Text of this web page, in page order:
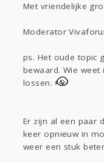
Met vriendelijke
Moderator
ps. Het oude topic
bewaard. Wie
lossen.
Er zijn al een paar
keer opnieuw in
weer een stuk